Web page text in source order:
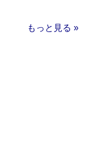
もっと見る »